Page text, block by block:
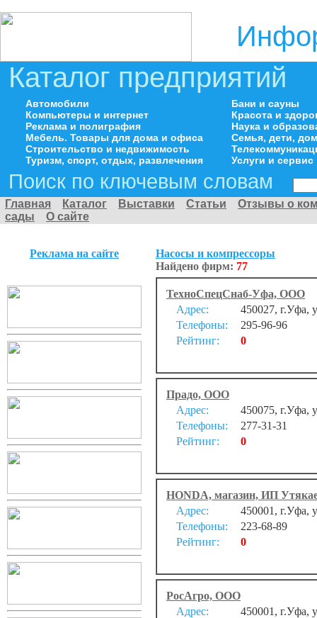
Каталог предприятий
Автомобили
Компьютеры и интернет
Реклама и полиграфия
Мебель. Товары для дома и офиса
Строительство и недвижимость
Туризм, спорт, отдых, развлечения
Бани и сауны
Красота и
Наука и
Семья, дети,
Услуги и сервис
Поиск по ключевым словам
Главная Каталог Выставки Статьи
Отзывы о
сады
О сайте
Реклама на сайте
Насосы и компрессоры
Найдено фирм: 77
ТехноСпецСнаб-Уфа, ООО
Адрес:
450027, г.Уфа,
Телефоны:
295-96-96
Рейтинг:
0
Прадо, ООО
Адрес:
450075, г.Уфа,
Телефоны:
277-31-31
Рейтинг:
0
HONDA, магазин, ИП
Адрес:
450001, г.Уфа,
Телефоны:
223-68-89
Рейтинг:
0
РосАгро, ООО
Адрес:
450001, г.Уфа,